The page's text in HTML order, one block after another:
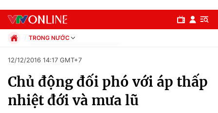
Chuyên mục
Chính trị
TRONG NƯỚC
Xã hội
Pháp luật
Kinh tế
Thể thao
12/12/2016 14:17 GMT+7
Chủ động đối phó với áp thấp
nhiệt đới và mưa lũ